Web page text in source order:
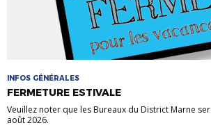
INFOS GÉNÉRALES
FERMETURE ESTIVALE
Veuillez noter que les Bureaux du District Marne
août 2026.